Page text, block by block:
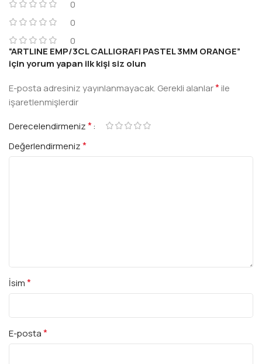
0
0
0
“ARTLINE EMP/3CL CALLIGRAFI PASTEL 3MM ORANGE”
için yorum yapan ilk kişi siz olun
E-posta adresiniz yayınlanmayacak. Gerekli alanlar*ile
işaretlenmişlerdir
Derecelendirmeniz*
Değerlendirmeniz*
İsim*
E-posta*